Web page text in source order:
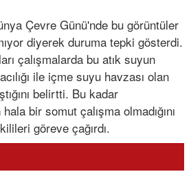
Çevre Günü'nde bu görüntüler
diyerek duruma tepki gösterdi.
çalışmalarda bu atık suyun
ile içme suyu havzası olan
belirtti. Bu kadar
bir somut çalışma olmadığını
göreve çağırdı.